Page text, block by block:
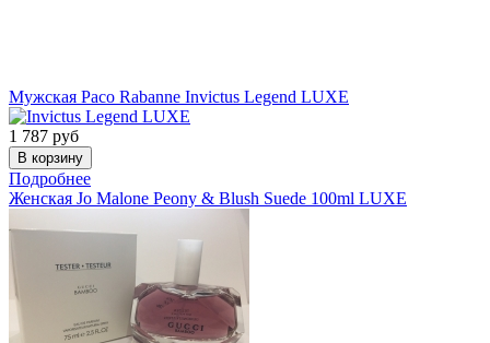
Мужская Paco Rabanne Invictus Legend LUXE
1 787 руб
Подробнее
Женская Jo Malone Peony & Blush Suede 100ml LUXE